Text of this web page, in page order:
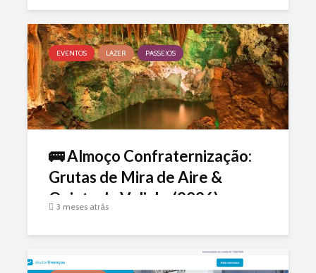
EVENTOS LAZER PASSEIOS
🚌 Almoço Confraternização:
Grutas de Mira de Aire &
Quinta da Valinha(2026)
3 meses atrás